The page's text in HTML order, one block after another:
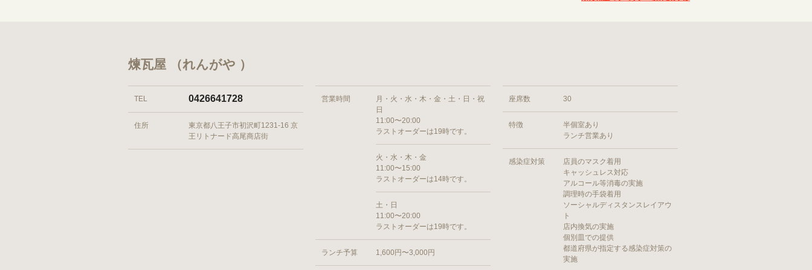
煉瓦屋 （れんがや ）
TEL 0426641728
住所
東京都八王子市初沢町1231-16 京
王リトナード高尾商店街
営業時間
月・火・水・木・金・土・日・祝
日
11:00〜20:00
ラストオーダーは19時です。
火・水・木・金
11:00〜15:00
ラストオーダーは14時です。
土・日
11:00〜20:00
ラストオーダーは19時です。
ランチ予算 1,600円〜3,000円
座席数 30
特徴
半個室あり
ランチ営業あり
感染症対策
店員のマスク着用
キャッシュレス対応
アルコール等消毒の実施
調理時の手袋着用
ソーシャルディスタンスレイアウ
ト
店内換気の実施
個別皿での提供
都道府県が指定する感染症対策の
実施